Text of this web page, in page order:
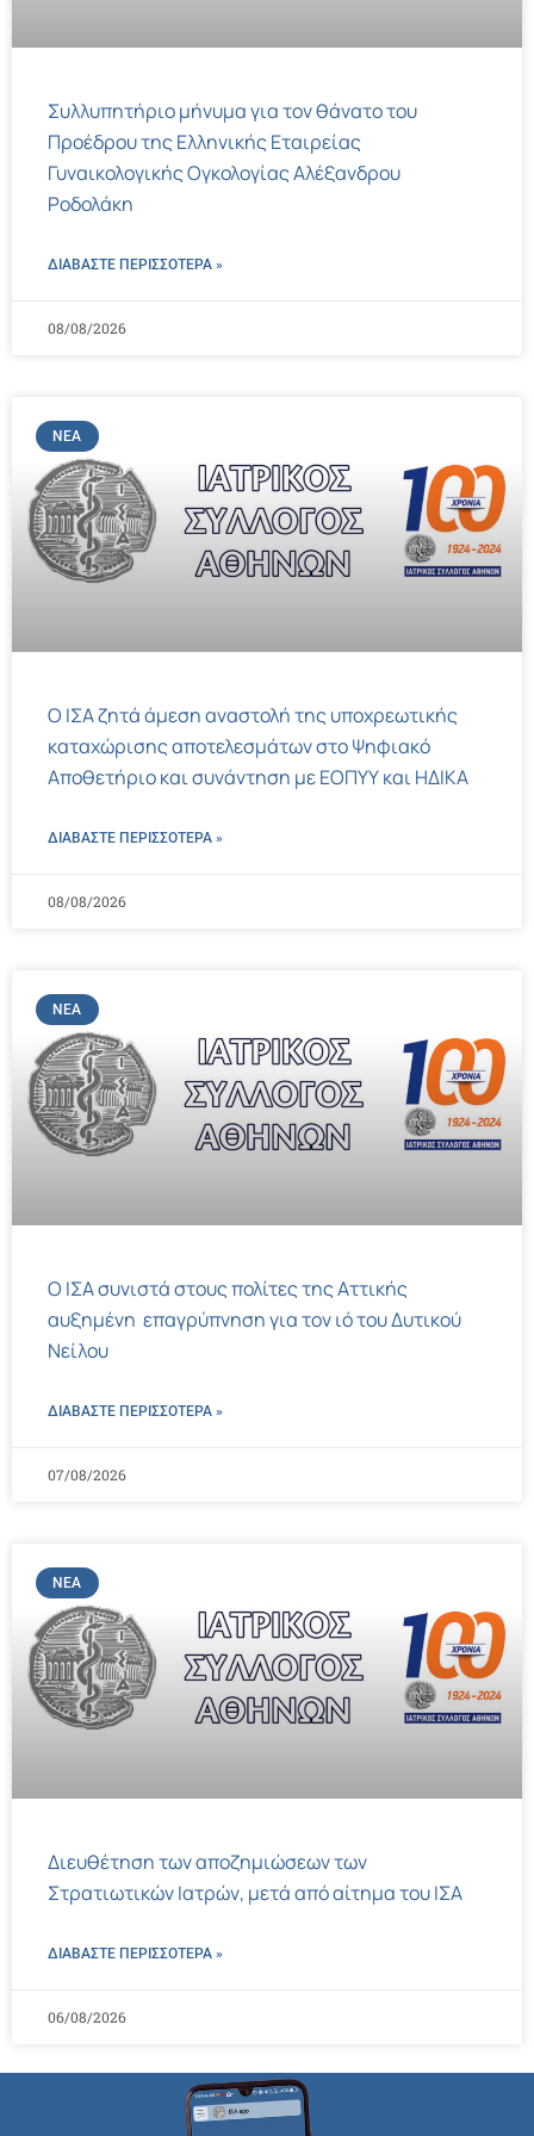
Συλλυπητήριο μήνυμα για τον θάνατο του
Προέδρου της Ελληνικής Εταιρείας
Γυναικολογικής Ογκολογίας Αλέξανδρου
Ροδολάκη
ΔΙΑΒΑΣΤΕ ΠΕΡΙΣΣΌΤΕΡΑ »
08/08/2026
ΝΈΑ
Ο ΙΣΑ ζητά άμεση αναστολή της υποχρεωτικής
καταχώρισης αποτελεσμάτων στο Ψηφιακό
Αποθετήριο και συνάντηση με ΕΟΠΥΥ και ΗΔΙΚΑ
ΔΙΑΒΑΣΤΕ ΠΕΡΙΣΣΌΤΕΡΑ »
08/08/2026
ΝΈΑ
Ο ΙΣΑ συνιστά στους πολίτες της Αττικής
αυξημένη επαγρύπνηση για τον ιό του Δυτικού
Νείλου
ΔΙΑΒΑΣΤΕ ΠΕΡΙΣΣΌΤΕΡΑ »
07/08/2026
ΝΈΑ
Διευθέτηση των αποζημιώσεων των
Στρατιωτικών Ιατρών, μετά από αίτημα του ΙΣΑ
ΔΙΑΒΑΣΤΕ ΠΕΡΙΣΣΌΤΕΡΑ »
06/08/2026